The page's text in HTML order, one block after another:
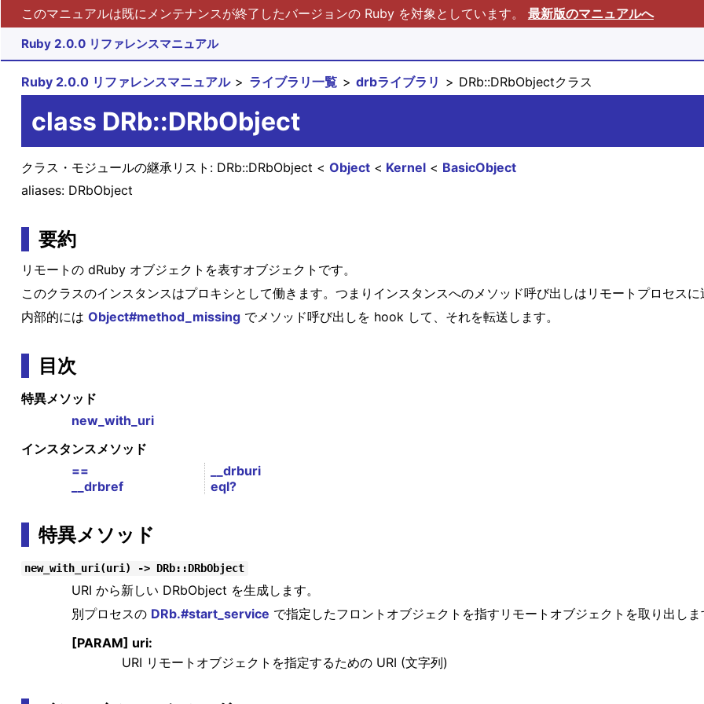
このマニュアルは既にメンテナンスが終了したバージョンの Ruby を対象としています。 最新版のマニュアルへ
Ruby 2.0.0 リファレンスマニュアル
Ruby 2.0.0 リファレンスマニュアル ライブラリ一覧 drbライブラリ DRb::DRbObjectクラス
class DRb::DRbObject
クラス・モジュールの継承リスト: BasicObject
Kernel
Object
DRb::DRbObject
aliases: DRbObject
要約
リモートの dRuby オブジェクトを表すオブジェクトです。
このクラスのインスタンスはプロキシとして働きます。つまりインスタンスへのメソッド呼び出しはリモートプロセス
内部的には Object#method_missingでメソッド呼び出しを hook して、それを転送します。
目次
特異メソッド
new_with_uri
インスタンスメソッド
==
__drbref
__drburi
eql?
特異メソッド
new_with_uri(uri) -> DRb::DRbObject
URI から新しい DRbObject を生成します。
別プロセスの DRb.#start_service で指定したフロントオブジェクトを指すリモートオブジェクトを取り出しま
[PARAM] uri:
URI リモートオブジェクトを指定するための URI (文字列)